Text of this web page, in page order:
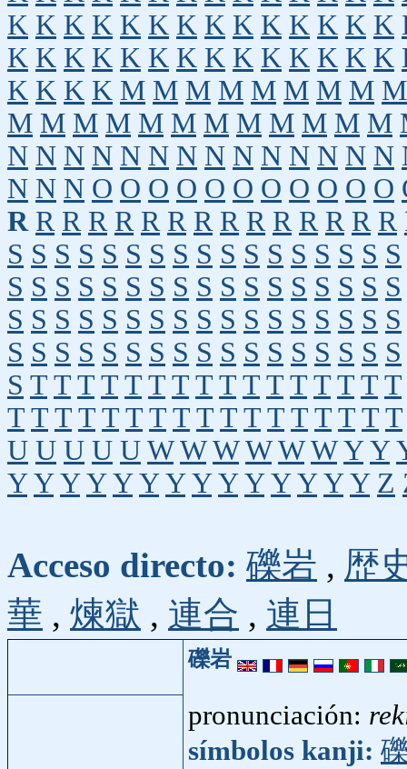
K K K K K K K K K K K K K K
K K K K K K K K K K K K K K
K K K K M M M M M M M M M
M M M M M M M M M M M M
N N N N N N N N N N N N N N
N N N O O O O O O O O O O O
R R R R R R R R R R R R R R R
S S S S S S S S S S S S S S S S S
S S S S S S S S S S S S S S S S S
S S S S S S S S S S S S S S S S S
S S S S S S S S S S S S S S S S S
S T T T T T T T T T T T T T T T T
T T T T T T T T T T T T T T T T T
U U U U U W W W W W W Y Y
Y Y Y Y Y Y Y Y Y Y Y Y Y Y Z
Acceso directo: 礫岩 , 歴
華 , 煉獄 , 連合 , 連日
礫岩
pronunciación:
símbolos kanji: